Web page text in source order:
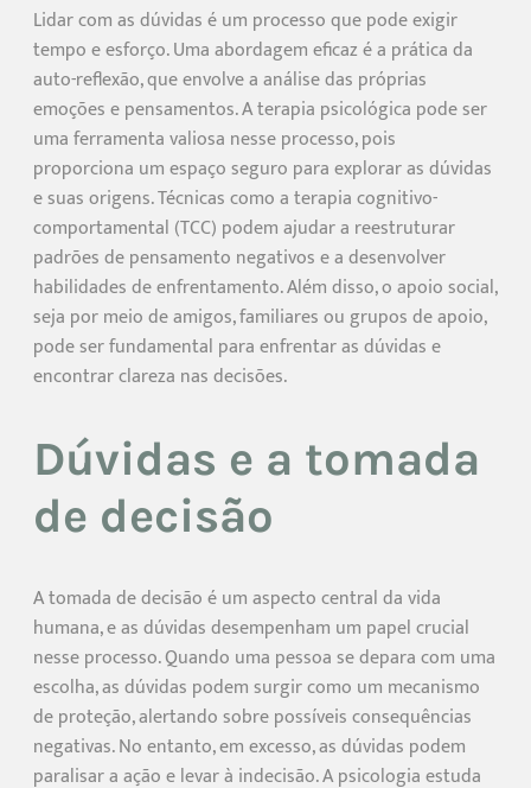
Lidar com as dúvidas é um processo que pode exigir
tempo e esforço. Uma abordagem eficaz é a prática da
auto-reflexão, que envolve a análise das próprias
emoções e pensamentos. A terapia psicológica pode ser
uma ferramenta valiosa nesse processo, pois
proporciona um espaço seguro para explorar as dúvidas
e suas origens. Técnicas como a terapia cognitivo-
comportamental (TCC) podem ajudar a reestruturar
padrões de pensamento negativos e a desenvolver
habilidades de enfrentamento. Além disso, o apoio social,
seja por meio de amigos, familiares ou grupos de apoio,
pode ser fundamental para enfrentar as dúvidas e
encontrar clareza nas decisões.
Dúvidas e a tomada
de decisão
A tomada de decisão é um aspecto central da vida
humana, e as dúvidas desempenham um papel crucial
nesse processo. Quando uma pessoa se depara com uma
escolha, as dúvidas podem surgir como um mecanismo
de proteção, alertando sobre possíveis consequências
negativas. No entanto, em excesso, as dúvidas podem
paralisar a ação e levar à indecisão. A psicologia estuda